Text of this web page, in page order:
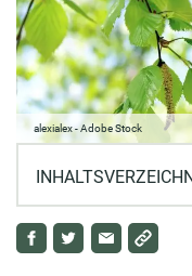
alexialex - Adobe Stock